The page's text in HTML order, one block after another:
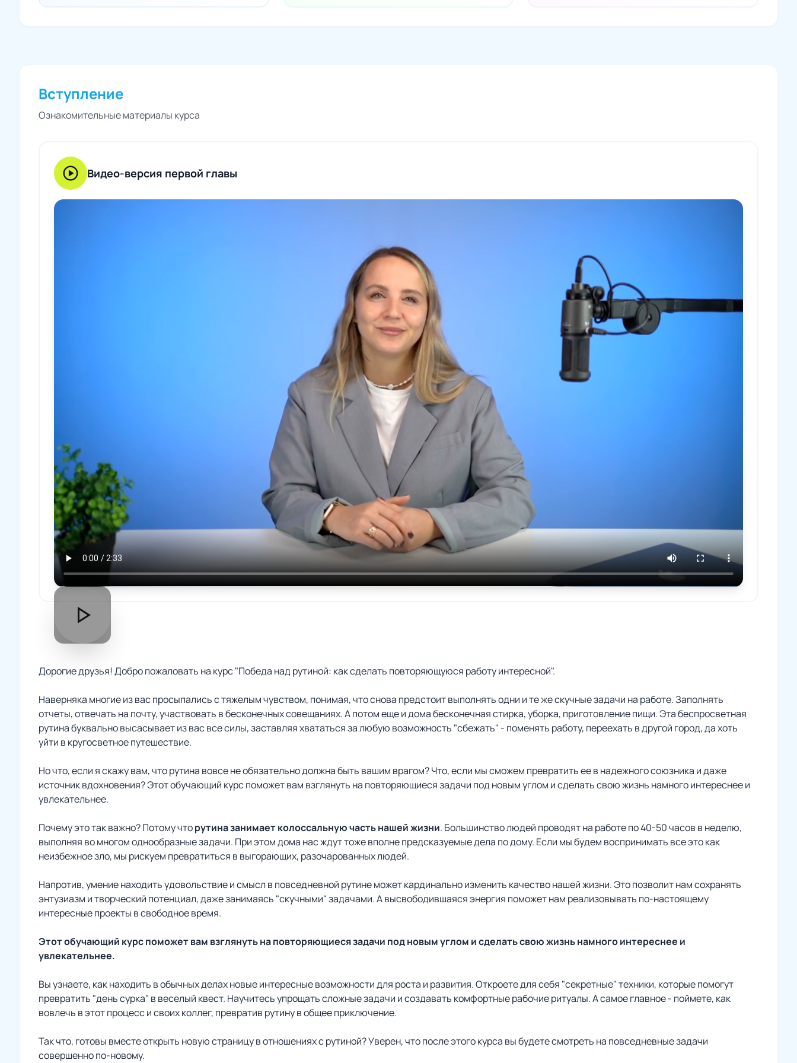
Вступление
Ознакомительные материалы курса
play_circle Видео-версия первой главы
play_arrow
Дорогие друзья! Добро пожаловать на курс "Победа над рутиной: как сделать повторяющуюся работу интересной".
Наверняка многие из вас просыпались с тяжелым чувством, понимая, что снова предстоит выполнять одни и те же скучные задачи на работе. Заполнять
отчеты, отвечать на почту, участвовать в бесконечных совещаниях. А потом еще и дома бесконечная стирка, уборка, приготовление пищи. Эта беспросветная
рутина буквально высасывает из вас все силы, заставляя хвататься за любую возможность "сбежать" - поменять работу, переехать в другой город, да хоть
уйти в кругосветное путешествие.
Но что, если я скажу вам, что рутина вовсе не обязательно должна быть вашим врагом? Что, если мы сможем превратить ее в надежного союзника и даже
источник вдохновения? Этот обучающий курс поможет вам взглянуть на повторяющиеся задачи под новым углом и сделать свою жизнь намного интереснее и
увлекательнее.
Почему это так важно? Потому чторутина занимает колоссальную часть нашей жизни. Большинство людей проводят на работе по 40-50 часов в неделю,
выполняя во многом однообразные задачи. При этом дома нас ждут тоже вполне предсказуемые дела по дому. Если мы будем воспринимать все это как
неизбежное зло, мы рискуем превратиться в выгорающих, разочарованных людей.
Напротив, умение находить удовольствие и смысл в повседневной рутине может кардинально изменить качество нашей жизни. Это позволит нам сохранять
энтузиазм и творческий потенциал, даже занимаясь "скучными" задачами. А высвободившаяся энергия поможет нам реализовывать по-настоящему
интересные проекты в свободное время.
Этот обучающий курс поможет вам взглянуть на повторяющиеся задачи под новым углом и сделать свою жизнь намного интереснее и
увлекательнее.
Вы узнаете, как находить в обычных делах новые интересные возможности для роста и развития. Откроете для себя "секретные" техники, которые помогут
превратить "день сурка" в веселый квест. Научитесь упрощать сложные задачи и создавать комфортные рабочие ритуалы. А самое главное - поймете, как
вовлечь в этот процесс и своих коллег, превратив рутину в общее приключение.
Так что, готовы вместе открыть новую страницу в отношениях с рутиной? Уверен, что после этого курса вы будете смотреть на повседневные задачи
совершенно по-новому.